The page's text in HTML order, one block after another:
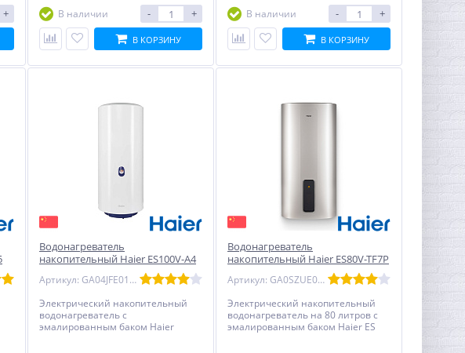
+
В наличии
- +
В КОРЗИНУ
В наличии
- +
В КОРЗИНУ
Водонагреватель
накопительный Haier ES100V-A4
Артикул: GA04JFE01RU
Электрический накопительный
водонагреватель с
эмалированным баком Haier
Водонагреватель
накопительный Haier ES80V-TF7P
Артикул: GA0SZUE0CRU
Электрический накопительный
водонагреватель на 80 литров с
эмалированным баком Haier ES